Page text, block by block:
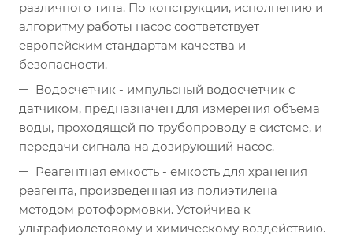
различного типа. По конструкции, исполнению и
алгоритму работы насос соответствует
европейским стандартам качества и
безопасности.
Водосчетчик - импульсный водосчетчик с
датчиком, предназначен для измерения объема
воды, проходящей по трубопроводу в системе, и
передачи сигнала на дозирующий насос.
Реагентная емкость - емкость для хранения
реагента, произведенная из полиэтилена
методом ротоформовки. Устойчива к
ультрафиолетовому и химическому воздействию.